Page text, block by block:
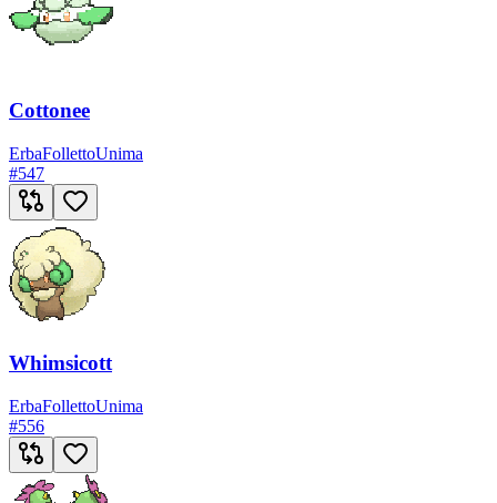
Cottonee
ErbaFollettoUnima
#547
Whimsicott
ErbaFollettoUnima
#556